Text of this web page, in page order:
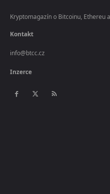
Kryptomagazín o Bitcoinu, Ethereu
Kontakt
info@btcc.cz
Inzerce